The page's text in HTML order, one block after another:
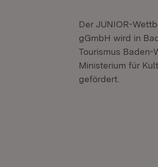
Der JUNIOR-
gGmbH wird in
Tourismus Baden-
Ministerium für
gefördert.